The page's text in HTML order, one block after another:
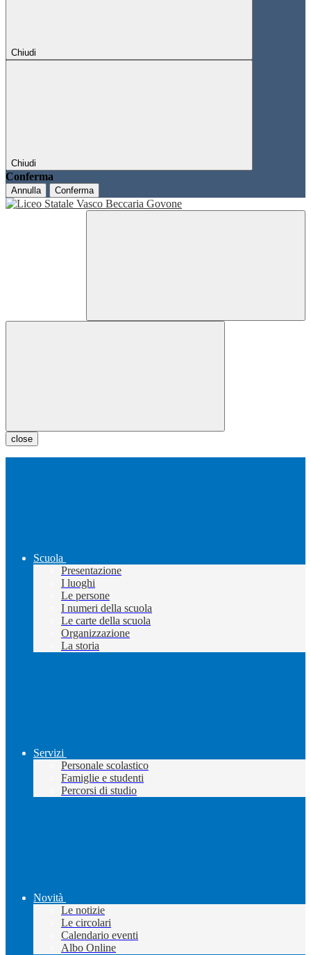
Chiudi
Chiudi
Conferma
Annulla Conferma
close
Scuola
Presentazione
I luoghi
Le persone
I numeri della scuola
Le carte della scuola
Organizzazione
La storia
Servizi
Personale scolastico
Famiglie e studenti
Percorsi di studio
Novità
Le notizie
Le circolari
Calendario eventi
Albo Online